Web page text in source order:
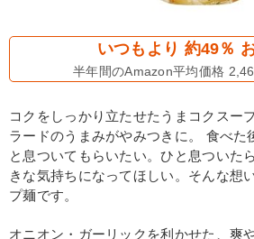
いつもより 約49％
半年間のAmazon平均価格
コクをしっかり立たせたうまコクスー
ラードのうまみがやみつきに。 食べた
と息ついてもらいたい。ひと息ついた
きな気持ちになってほしい。そんな想
プ麺です。
オニオン・ガーリックを利かせた、爽